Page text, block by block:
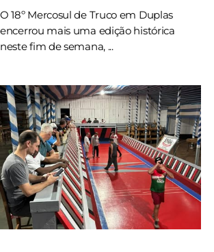
O 18º Mercosul de Truco em Duplas
encerrou mais uma edição histórica
neste fim de semana, ...